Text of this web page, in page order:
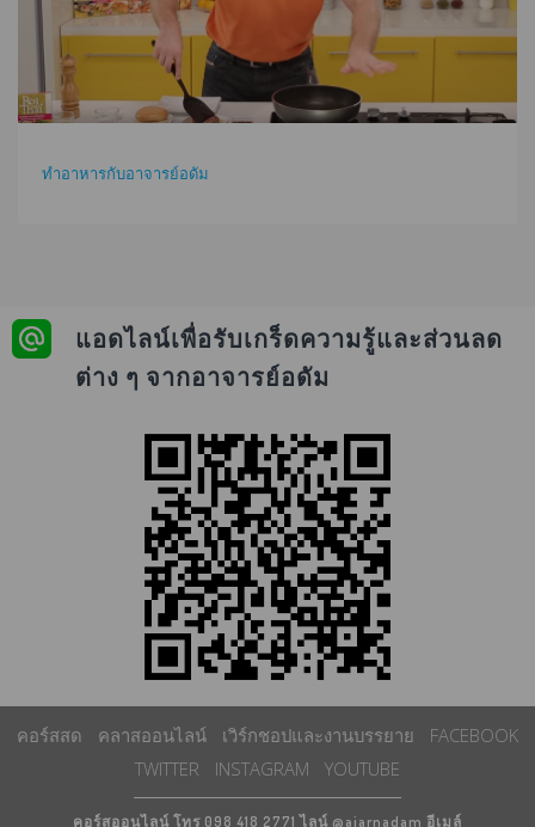
ทำอาหารกับอาจารย์อดัม
แอดไลน์เพื่อรับเกร็ดความรู้และส่วนลด
ต่าง ๆ จากอาจารย์อดัม
คอร์สสด คลาสออนไลน์ เวิร์กชอปและงานบรรยาย
FACEBOOK
TWITTER
INSTAGRAM YOUTUBE
คอร์สออนไลน์ โทร 098 418 2771 ไลน์ @ajarnadam อีเมล์